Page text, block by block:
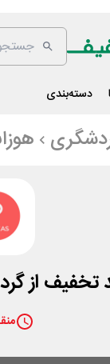
دسته‌بندی
تخفیف از